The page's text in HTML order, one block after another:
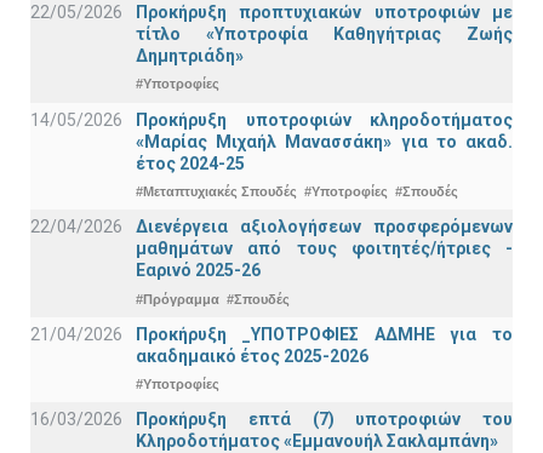
22/05/2026
Προκήρυξη προπτυχιακών υποτροφιών με
τίτλο «Υποτροφία Καθηγήτριας Ζωής
Δημητριάδη»
#Υποτροφίες
14/05/2026
Προκήρυξη υποτροφιών κληροδοτήματος
«Μαρίας Μιχαήλ Μανασσάκη» για το ακαδ.
έτος 2024-25
#Μεταπτυχιακές Σπουδές #Υποτροφίες #Σπουδές
22/04/2026
Διενέργεια αξιολογήσεων προσφερόμενων
μαθημάτων από τους φοιτητές/ήτριες -
Εαρινό 2025-26
#Πρόγραμμα #Σπουδές
21/04/2026
Προκήρυξη _ΥΠΟΤΡΟΦΙΕΣ ΑΔΜΗΕ για το
ακαδημαικό έτος 2025-2026
#Υποτροφίες
16/03/2026
Προκήρυξη επτά (7) υποτροφιών του
Κληροδοτήματος «Εμμανουήλ Σακλαμπάνη»